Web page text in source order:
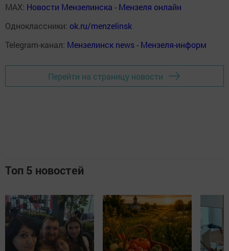
MAX: Новости Мензелинска - Мензеля онлайн
Одноклассники: ok.ru/menzelinsk
Telegram-канал: Мензелинск news - Мензеля-информ
Перейти на страницу новости
Топ 5 новостей